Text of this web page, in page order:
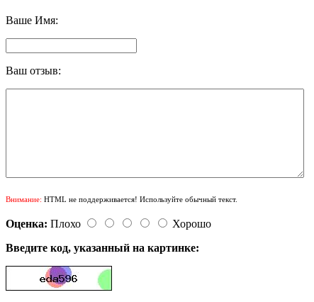
Ваше Имя:
Ваш отзыв:
Внимание: HTML не поддерживается! Используйте обычный текст.
Оценка: Плохо
Хорошо
Введите код, указанный на картинке: